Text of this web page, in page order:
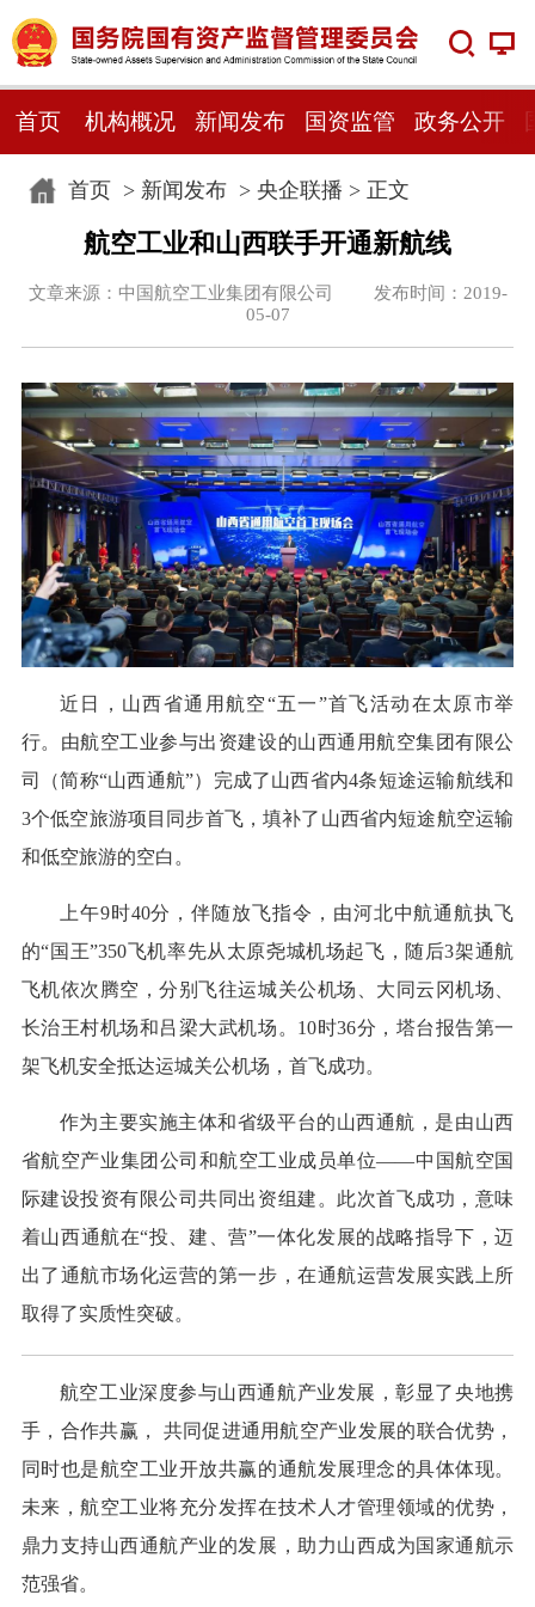
首页 机构概况 新闻发布 国资监管 政务公开
首页> 新闻发布> 央企联播 > 正文
航空工业和山西联手开通新航线
文章来源：中国航空工业集团有限公司 发布时间：2019-
05-07
近日，山西省通用航空“五一”首飞活动在太原市举
行。由航空工业参与出资建设的山西通用航空集团有限公
司（简称“山西通航”）完成了山西省内4条短途运输航线和
3个低空旅游项目同步首飞，填补了山西省内短途航空运输
和低空旅游的空白。
上午9时40分，伴随放飞指令，由河北中航通航执飞
的“国王”350飞机率先从太原尧城机场起飞，随后3架通航
飞机依次腾空，分别飞往运城关公机场、大同云冈机场、
长治王村机场和吕梁大武机场。10时36分，塔台报告第一
架飞机安全抵达运城关公机场，首飞成功。
作为主要实施主体和省级平台的山西通航，是由山西
省航空产业集团公司和航空工业成员单位——中国航空国
际建设投资有限公司共同出资组建。此次首飞成功，意味
着山西通航在“投、建、营”一体化发展的战略指导下，迈
出了通航市场化运营的第一步，在通航运营发展实践上所
取得了实质性突破。
航空工业深度参与山西通航产业发展，彰显了央地携
手，合作共赢， 共同促进通用航空产业发展的联合优势，
同时也是航空工业开放共赢的通航发展理念的具体体现。
未来，航空工业将充分发挥在技术人才管理领域的优势，
鼎力支持山西通航产业的发展，助力山西成为国家通航示
范强省。